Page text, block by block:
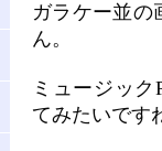
ガラケー並の
ん。
ミュージッ
てみたいです